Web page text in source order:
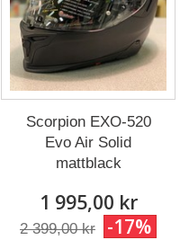
Scorpion EXO-520
Evo Air Solid
mattblack
1 995,00 kr
2 399,00 kr -17%